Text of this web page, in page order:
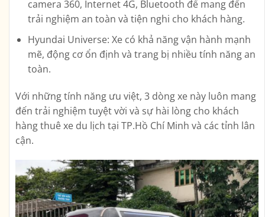
camera 360, Internet 4G, Bluetooth để mang đến
trải nghiệm an toàn và tiện nghi cho khách hàng.
Hyundai Universe: Xe có khả năng vận hành mạnh
mẽ, động cơ ổn định và trang bị nhiều tính năng an
toàn.
Với những tính năng ưu việt, 3 dòng xe này luôn mang
đến trải nghiệm tuyệt vời và sự hài lòng cho khách
hàng thuê xe du lịch tại TP.Hồ Chí Minh và các tỉnh lân
cận.